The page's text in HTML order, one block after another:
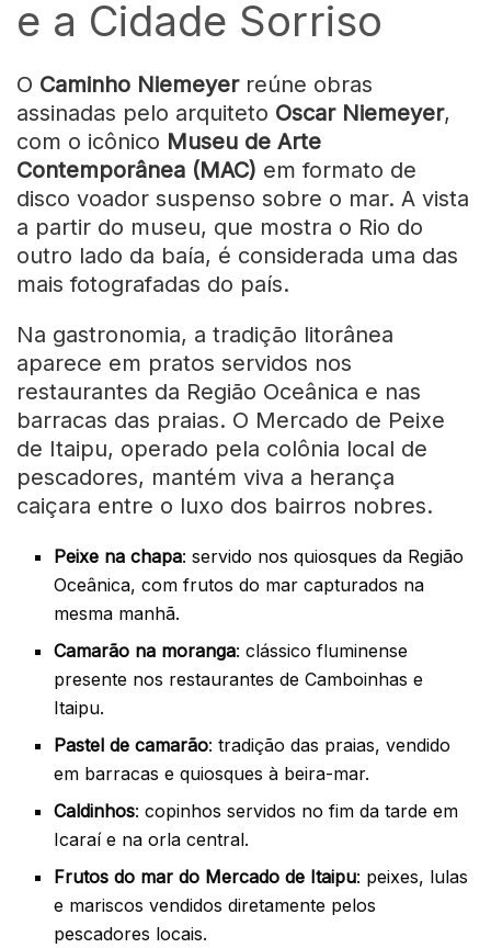
e a Cidade Sorriso
O Caminho Niemeyerreúne obras
assinadas pelo arquiteto Oscar Niemeyer,
com o icônico Museu de Arte
Contemporânea (MAC) em formato de
disco voador suspenso sobre o mar. A vista
a partir do museu, que mostra o Rio do
outro lado da baía, é considerada uma das
mais fotografadas do país.
Na gastronomia, a tradição litorânea
aparece em pratos servidos nos
restaurantes da Região Oceânica e nas
barracas das praias. O Mercado de Peixe
de Itaipu, operado pela colônia local de
pescadores, mantém viva a herança
caiçara entre o luxo dos bairros nobres.
Peixe na chapa: servido nos quiosques da Região
Oceânica, com frutos do mar capturados na
mesma manhã.
Camarão na moranga: clássico fluminense
presente nos restaurantes de Camboinhas e
Itaipu.
Pastel de camarão: tradição das praias, vendido
em barracas e quiosques à beira-mar.
Caldinhos: copinhos servidos no fim da tarde em
Icaraí e na orla central.
Frutos do mar do Mercado de Itaipu: peixes, lulas
e mariscos vendidos diretamente pelos
pescadores locais.